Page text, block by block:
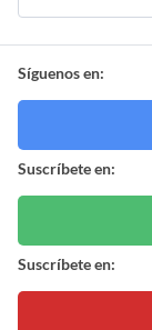
Síguenos en:
Suscríbete en:
Suscríbete en: